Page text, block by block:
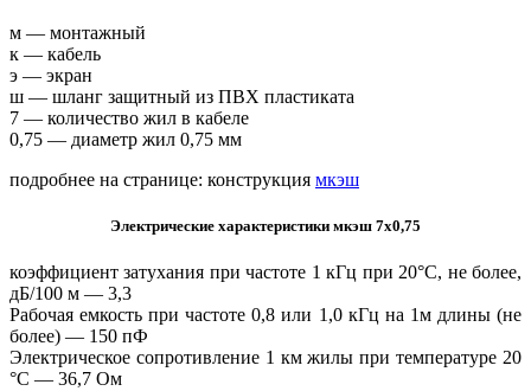
м — монтажный
к — кабель
э — экран
ш — шланг защитный из ПВХ пластиката
7 — количество жил в кабеле
0,75 — диаметр жил 0,75 мм
подробнее на странице: конструкция мкэш
Электрические характеристики мкэш 7х0,75
коэффициент затухания при частоте 1 кГц при 20°С, не более,
дБ/100 м — 3,3
Рабочая емкость при частоте 0,8 или 1,0 кГц на 1м длины (не
более) — 150 пФ
Электрическое сопротивление 1 км жилы при температуре 20
°С — 36,7 Ом